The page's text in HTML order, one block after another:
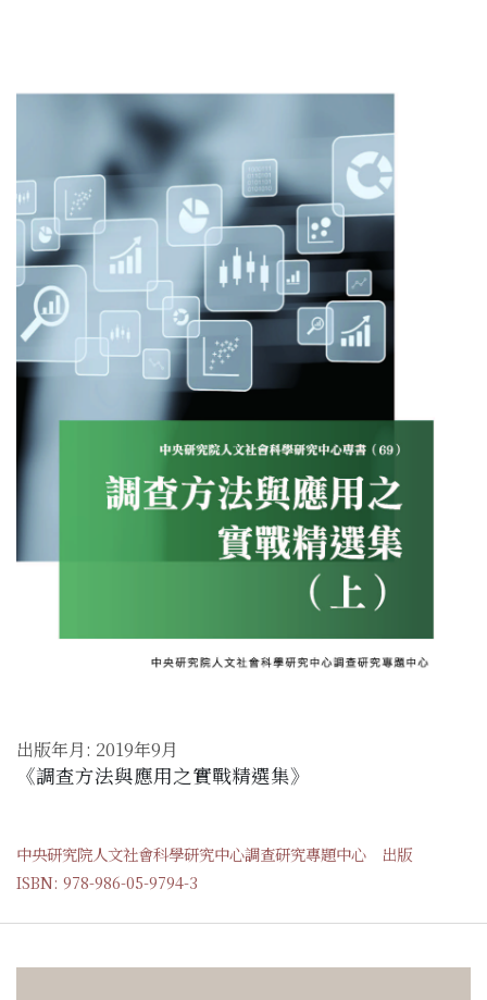
出版年月: 2019年9月
《調查方法與應用之實戰精選集》
中央研究院人文社會科學研究中心調查研究專題中心 出版
ISBN: 978-986-05-9794-3